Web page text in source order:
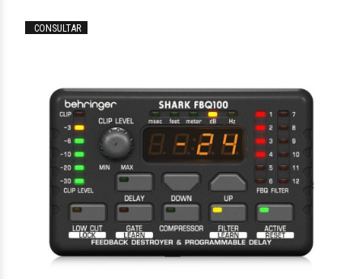
CONSULTAR
$279.17103